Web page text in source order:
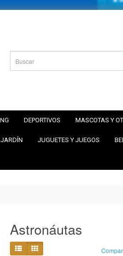
DEPORTIVOS MASCOTAS Y
JUGUETES Y JUEGOS
Astronáutas